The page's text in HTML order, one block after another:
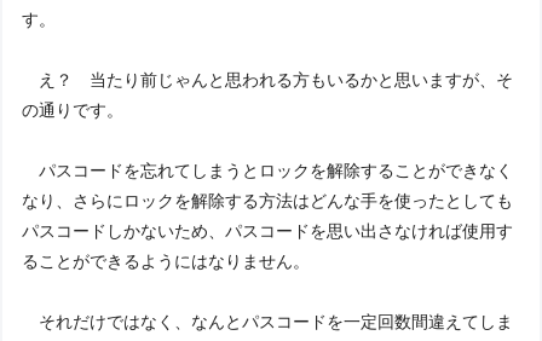
す。
え？ 当たり前じゃんと思われる方もいるかと思いますが、そ
の通りです。
パスコードを忘れてしまうとロックを解除することができなく
なり、さらにロックを解除する方法はどんな手を使ったとしても
パスコードしかないため、パスコードを思い出さなければ使用す
ることができるようにはなりません。
それだけではなく、なんとパスコードを一定回数間違えてしま